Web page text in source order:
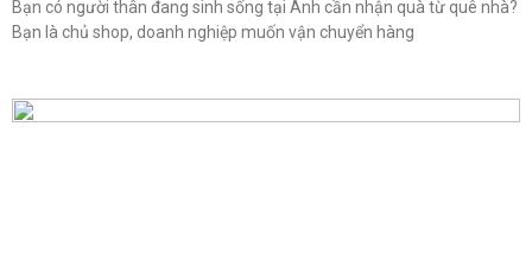
Bạn có người thân đang sinh sống tại Anh cần nhận quà từ quê nhà?
Bạn là chủ shop, doanh nghiệp muốn vận chuyển hàng